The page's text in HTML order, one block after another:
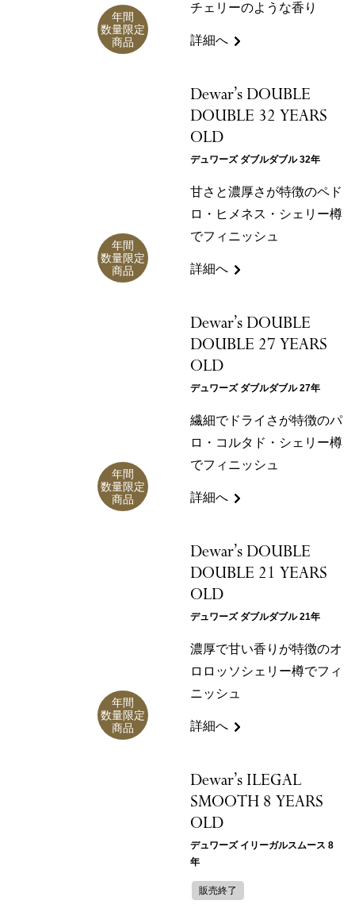
年間
数量限定
商品
チェリーのような香り
詳細へ
年間
数量限定
商品
Dewar’s DOUBLE
DOUBLE 32 YEARS
OLD
デュワーズ ダブルダブル 32年
甘さと濃厚さが特徴のペド
ロ・ヒメネス・シェリー樽
でフィニッシュ
詳細へ
年間
数量限定
商品
Dewar’s DOUBLE
DOUBLE 27 YEARS
OLD
デュワーズ ダブルダブル 27年
繊細でドライさが特徴のパ
ロ・コルタド・シェリー樽
でフィニッシュ
詳細へ
年間
数量限定
商品
Dewar’s DOUBLE
DOUBLE 21 YEARS
OLD
デュワーズ ダブルダブル 21年
濃厚で甘い香りが特徴のオ
ロロッソシェリー樽でフィ
ニッシュ
詳細へ
Dewar’s ILEGAL
SMOOTH 8 YEARS
OLD
デュワーズ イリーガルスムース 8
年
販売終了